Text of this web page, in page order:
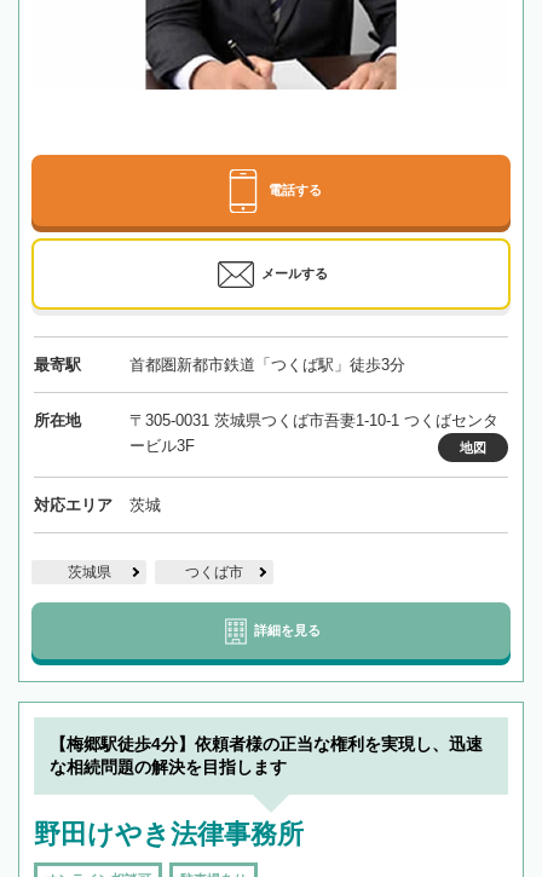
電話する
メールする
最寄駅 首都圏新都市鉄道「つくば駅」徒歩3分
所在地
〒305-0031 茨城県つくば市吾妻1-10-1 つくばセンタ
ービル3F
地図
対応エリア 茨城
茨城県 つくば市
詳細を見る
【梅郷駅徒歩4分】依頼者様の正当な権利を実現し、迅速
な相続問題の解決を目指します
野田けやき法律事務所